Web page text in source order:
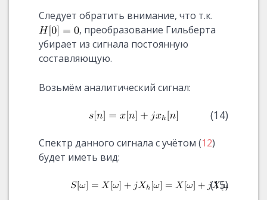
Следует обратить внимание, что т.к.
, преобразование Гильберта
убирает из сигнала постоянную
составляющую.
Возьмём аналитический сигнал:
(14)
Спектр данного сигнала с учётом (12)
будет иметь вид:
(15)